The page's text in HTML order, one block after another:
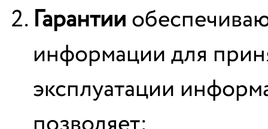
Гарантии
информации для
эксплуатации